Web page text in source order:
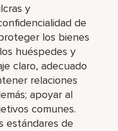
y
de
los bienes
huéspedes y
claro, adecuado
relaciones
apoyar al
comunes.
estándares de